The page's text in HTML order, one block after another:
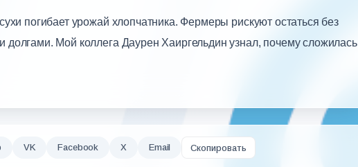
погибает урожай хлопчатника. Фермеры рискуют остаться без
долгами. Мой коллега Даурен Хаиргельдин узнал, почему сложилась
VK Facebook X Email Скопировать